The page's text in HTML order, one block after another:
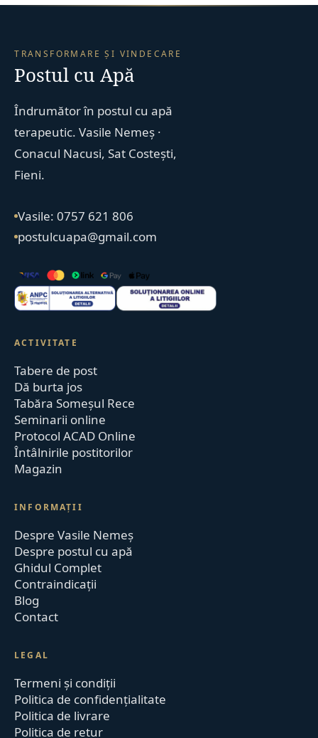
TRANSFORMARE ȘI VINDECARE
Postul cu Apă
Îndrumător în postul cu apă
terapeutic. Vasile Nemeș ·
Conacul Nacusi, Sat Costești,
Fieni.
Vasile: 0757 621 806
postulcuapa@gmail.com
ACTIVITATE
Tabere de post
Dă burta jos
Tabăra Someșul Rece
Seminarii online
Protocol ACAD Online
Întâlnirile postitorilor
Magazin
INFORMAȚII
Despre Vasile Nemeș
Despre postul cu apă
Ghidul Complet
Contraindicații
Blog
Contact
LEGAL
Termeni și condiții
Politica de confidențialitate
Politica de livrare
Politica de retur